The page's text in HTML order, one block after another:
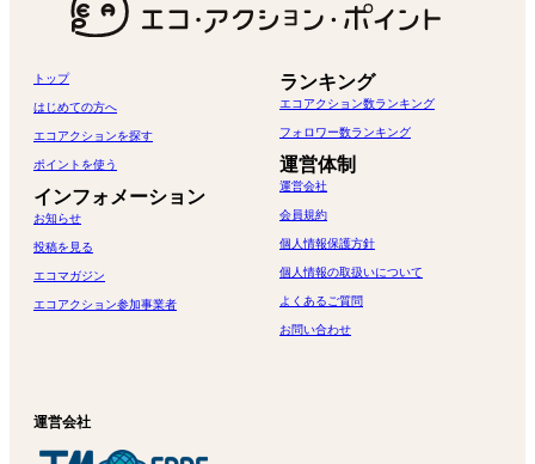
トップ
はじめての方へ
エコアクションを探す
ポイントを使う
インフォメーション
お知らせ
投稿を見る
エコマガジン
エコアクション参加事業者
ランキング
エコアクション数ランキング
フォロワー数ランキング
運営体制
運営会社
会員規約
個人情報保護方針
個人情報の取扱いについて
よくあるご質問
お問い合わせ
運営会社